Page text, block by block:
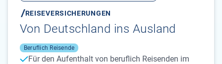
REISEVERSICHERUNGEN
Von Deutschland ins Ausland
Beruflich Reisende
Für den Aufenthalt von beruflich Reisenden im